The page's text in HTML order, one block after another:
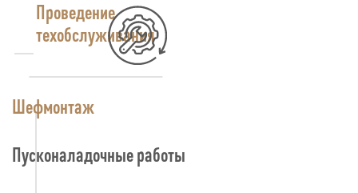
Проведение
техобслуживания
Шефмонтаж
Пусконаладочные работы